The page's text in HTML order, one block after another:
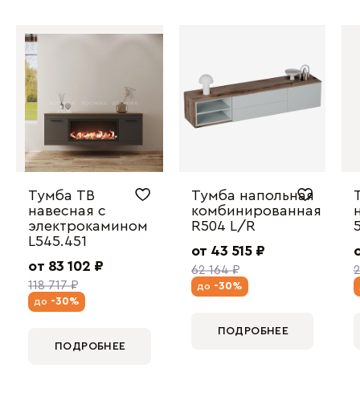
Тумба ТВ
навесная с
электрокамином
L545.451
от 83 102 ₽
118 717 ₽
до -30%
ПОДРОБНЕЕ
Тумба напольная
комбинированная
R504 L/R
от 43 515 ₽
62 164 ₽
до -30%
ПОДРОБНЕЕ